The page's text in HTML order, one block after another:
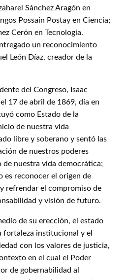
Sánchez Aragón en
Possain Postay en Ciencia;
Cerón en Tecnología.
un reconocimiento
León Díaz, creador de la
del Congreso, Isaac
17 de abril de 1869, día en
como Estado de la
de nuestra vida
libre y soberano y sentó las
de nuestros poderes
de nuestra vida democrática;
es reconocer el origen de
refrendar el compromiso de
y visión de futuro.
de su erección, el estado
fortaleza institucional y el
con los valores de justicia,
en el cual el Poder
de gobernabilidad al